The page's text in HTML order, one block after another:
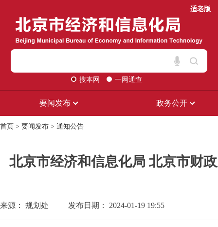
适老版
搜本网 一网通查
要闻发布 政务公开
首页 > 要闻发布 > 通知公告
北京市经济和信息化局 北京市财
来源： 规划处 发布日期： 2024-01-19 19:55